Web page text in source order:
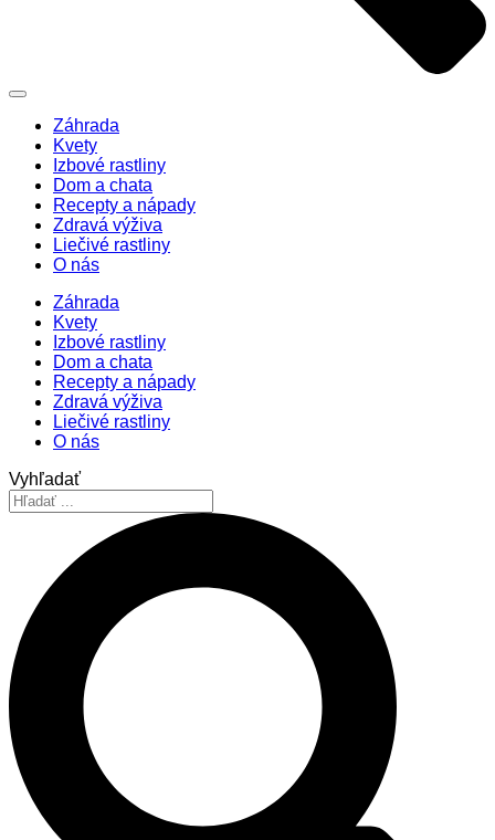
Záhrada
Kvety
Izbové rastliny
Dom a chata
Recepty a nápady
Zdravá výživa
Liečivé rastliny
O nás
Záhrada
Kvety
Izbové rastliny
Dom a chata
Recepty a nápady
Zdravá výživa
Liečivé rastliny
O nás
Vyhľadať